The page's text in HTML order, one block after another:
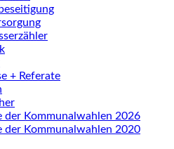
+ Referate
der Kommunalwahlen 2026
der Kommunalwahlen 2020